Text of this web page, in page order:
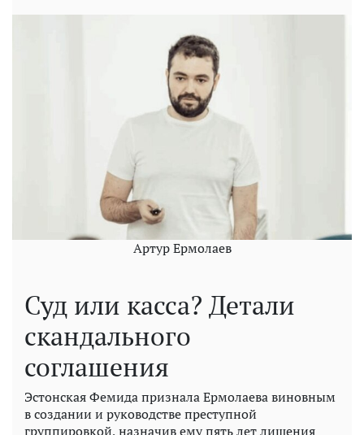
Артур Ермолаев
Суд или касса? Детали
скандального
соглашения
Эстонская Фемида признала Ермолаева виновным
в создании и руководстве преступной
группировкой, назначив ему пять лет лишения